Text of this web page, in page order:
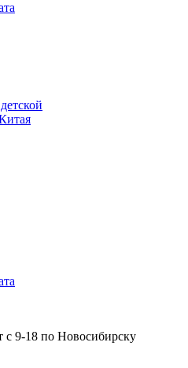
с 9-18 по Новосибирску